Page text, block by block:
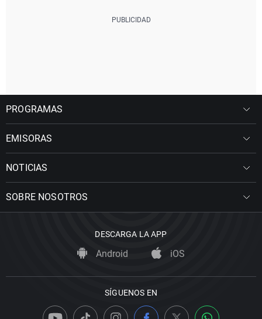
PROGRAMAS
EMISORAS
NOTICIAS
SOBRE NOSOTROS
DESCARGA LA APP
Android iOS
SÍGUENOS EN